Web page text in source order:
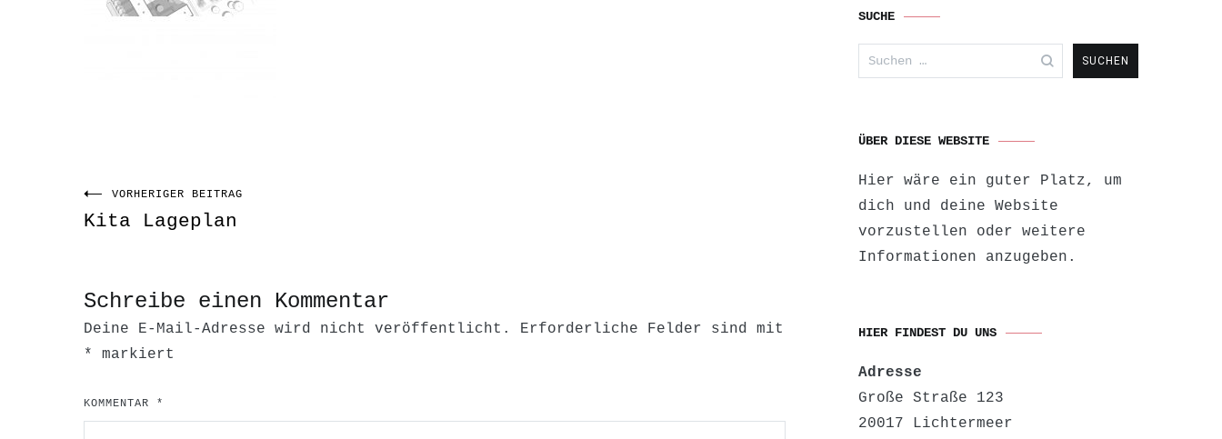
Beitragsnavigation
VORHERIGER BEITRAG
Kita Lageplan
Schreibe einen Kommentar
Deine E-Mail-Adresse wird nicht veröffentlicht.
Erforderliche Felder sind mit
*
markiert
KOMMENTAR *
SUCHE
nach:
ÜBER DIESE WEBSITE
Hier wäre ein guter Platz, um
dich und deine Website
vorzustellen oder weitere
Informationen anzugeben.
HIER FINDEST DU UNS
Adresse
Große Straße 123
20017 Lichtermeer